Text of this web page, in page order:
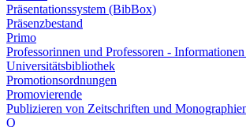
Präsentationssystem (BibBox)
Präsenzbestand
Primo
Professorinnen und Professoren -
Universitätsbibliothek
Promotionsordnungen
Promovierende
Publizieren von Zeitschriften und
Q